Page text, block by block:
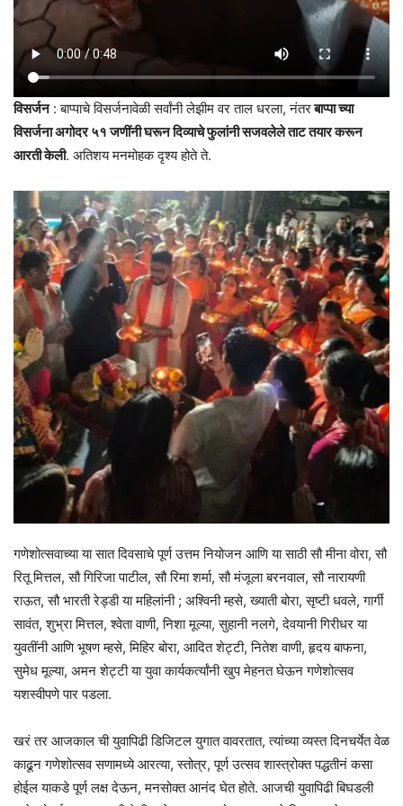
विसर्जन: बाप्पाचे विसर्जनावेळी सर्वांनी लेझीम वर ताल धरला, नंतरबाप्पा च्या
विसर्जना अगोदर ५१ जणींनी घरून दिव्याचे फुलांनी सजवलेले ताट तयार करून
आरती केली. अतिशय मनमोहक दृश्य होते ते.
गणेशोत्सवाच्या या सात दिवसाचे पूर्ण उत्तम नियोजन आणि या साठी सौ मीना वोरा, सौ
रितू मित्तल, सौ गिरिजा पाटील, सौ रिमा शर्मा, सौ मंजूला बरनवाल, सौ नारायणी
राऊत, सौ भारती रेड्डी या महिलांनी ; अश्विनी म्हसे, ख्याती बोरा, सृष्टी धवले, गार्गी
सावंत, शुभ्रा मित्तल, श्वेता वाणी, निशा मूल्या, सुहानी नलगे, देवयानी गिरीधर या
युवतींनी आणि भूषण म्हसे, मिहिर बोरा, आदित शेट्टी, नितेश वाणी, हृदय बाफना,
सुमेध मूल्या, अमन शेट्टी या युवा कार्यकर्त्यांनी खुप मेहनत घेऊन गणेशोत्सव
यशस्वीपणे पार पडला.
खरं तर आजकाल ची युवापिढी डिजिटल युगात वावरतात, त्यांच्या व्यस्त दिनचर्येत वेळ
काढून गणेशोत्सव सणामध्ये आरत्या, स्तोत्र, पूर्ण उत्सव शास्त्रोक्त पद्धतीनं कसा
होईल याकडे पूर्ण लक्ष देऊन, मनसोक्त आनंद घेत होते. आजची युवापिढी बिघडली